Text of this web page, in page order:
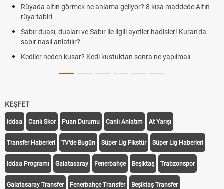
geliyor? 8 kısa maddede Altın
ile ilgili ayetler hadisler! Kuran'da
kustuktan sonra ne yapılmalı
Cemre düştü mü? Kış
Rüyada kedi görmek en
tarifi
KEŞFET
iddaa Canlı Skor Puan Durumu Canlı Anlatım At Yarışı
Transfer Haberleri TV'de Bugün Süper Lig Fikstür Süper Lig Haberleri
iddaa Programı Galatasaray Fenerbahçe Beşiktaş Trabzonspor
Galatasaray Transfer Fenerbahçe Transfer Beşiktaş Transfer